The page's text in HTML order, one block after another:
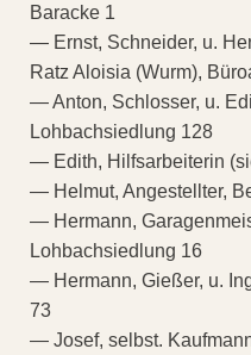
Baracke 1
— Ernst, Schneider, u.
Ratz Aloisia (Wurm),
— Anton, Schlosser, u.
Lohbachsiedlung 128
— Edith, Hilfsarbeiterin
— Helmut, Angestellter,
— Hermann,
Lohbachsiedlung 16
— Hermann, Gießer, u.
73
— Josef, selbst.